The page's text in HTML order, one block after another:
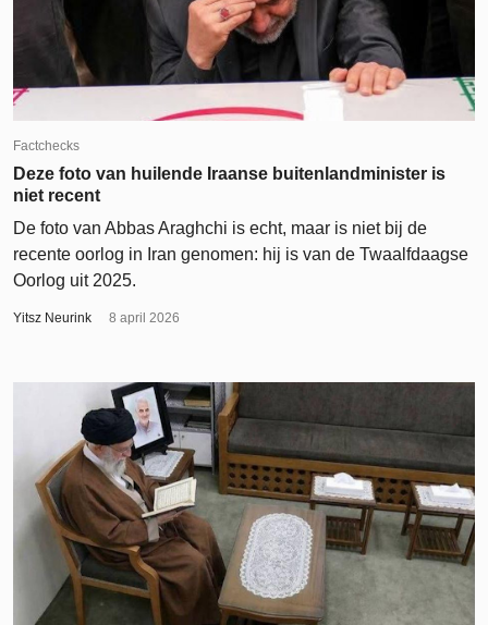
Factchecks
Deze foto van huilende Iraanse buitenlandminister is
niet recent
De foto van Abbas Araghchi is echt, maar is niet bij de
recente oorlog in Iran genomen: hij is van de Twaalfdaagse
Oorlog uit 2025.
Yitsz Neurink 8 april 2026